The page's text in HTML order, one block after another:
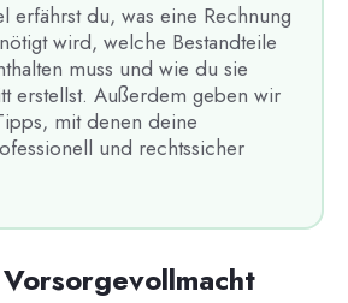
erfährst du, was eine Rechnung
wird, welche Bestandteile
muss und wie du sie
erstellst. Außerdem geben wir
mit denen deine
und rechtssicher